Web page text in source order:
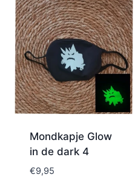
Mondkapje Glow
in de dark 4
€9,95